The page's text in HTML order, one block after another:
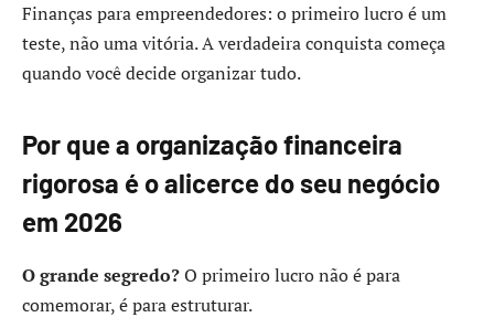
Finanças para empreendedores: o primeiro lucro é um
teste, não uma vitória. A verdadeira conquista começa
quando você decide organizar tudo.
Por que a organização financeira
rigorosa é o alicerce do seu negócio
em 2026
O grande segredo?O primeiro lucro não é para
comemorar, é para estruturar.